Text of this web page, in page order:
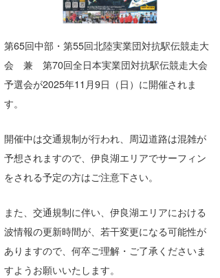
会員メニュー
今月のプレゼント
第65回中部・第55回北陸実業団対抗駅伝競走大
会 兼 第70回全日本実業団対抗駅伝競走大会
予選会が2025年11月9日（日）に開催されま
す。
開催中は交通規制が行われ、周辺道路は混雑が
予想されますので、伊良湖エリアでサーフィン
をされる予定の方はご注意下さい。
また、交通規制に伴い、伊良湖エリアにおける
波情報の更新時間が、若干変更になる可能性が
ありますので、何卒ご理解・ご了承くださいま
すようお願いいたします。
ショップ情報
千葉北
伊豆
大阪
四国
沖縄
ウラナミ
その他
ルール＆How to
サーファーズ